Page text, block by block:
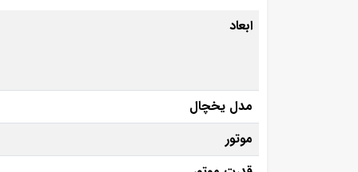
ابعاد
مدل یخچال
موتور